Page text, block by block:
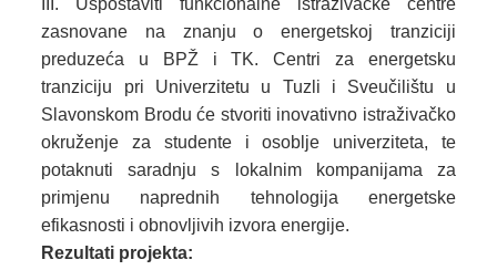
Uspostaviti funkcionalne istraživačke centre
zasnovane na znanju o energetskoj tranziciji
preduzeća u BPŽ i TK. Centri za energetsku
tranziciju pri Univerzitetu u Tuzli i Sveučilištu u
Slavonskom Brodu će stvoriti inovativno istraživačko
okruženje za studente i osoblje univerziteta, te
potaknuti saradnju s lokalnim kompanijama za
primjenu naprednih tehnologija energetske
efikasnosti i obnovljivih izvora energije.
Rezultati projekta: